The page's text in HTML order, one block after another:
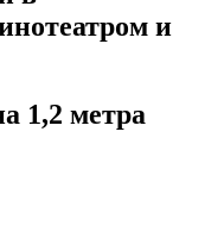
и
1,2 метра